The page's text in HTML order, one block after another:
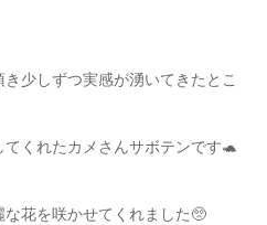
少しずつ実感が湧いてきたとこ
くれたカメさんサボテンです🐢
花を咲かせてくれました🥺